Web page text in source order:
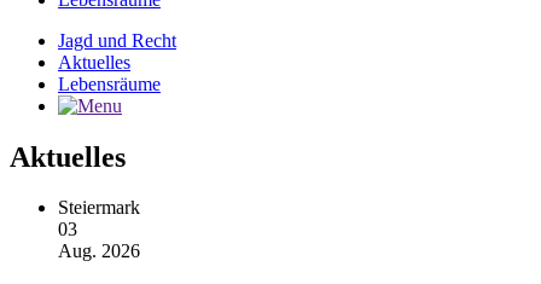
Jagd und Recht
Aktuelles
Lebensräume
Aktuelles
Steiermark
03
Aug. 2026